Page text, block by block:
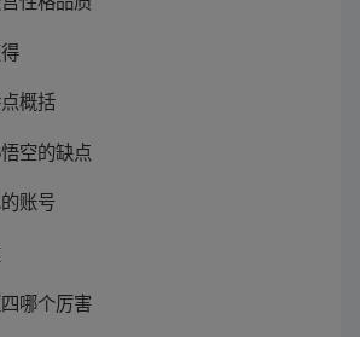
概括
空的缺点
账号
哪个厉害